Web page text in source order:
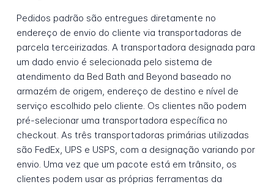
Pedidos padrão são entregues diretamente no
endereço de envio do cliente via transportadoras de
parcela terceirizadas. A transportadora designada para
um dado envio é selecionada pelo sistema de
atendimento da Bed Bath and Beyond baseado no
armazém de origem, endereço de destino e nível de
serviço escolhido pelo cliente. Os clientes não podem
pré-selecionar uma transportadora específica no
checkout. As três transportadoras primárias utilizadas
são FedEx, UPS e USPS, com a designação variando por
envio. Uma vez que um pacote está em trânsito, os
clientes podem usar as próprias ferramentas da